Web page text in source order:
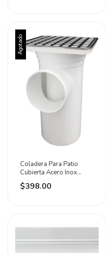
Agotado
Coladera Para Patio
Cubierta Acero Inox
20x20cm Fleximatic
$398.00